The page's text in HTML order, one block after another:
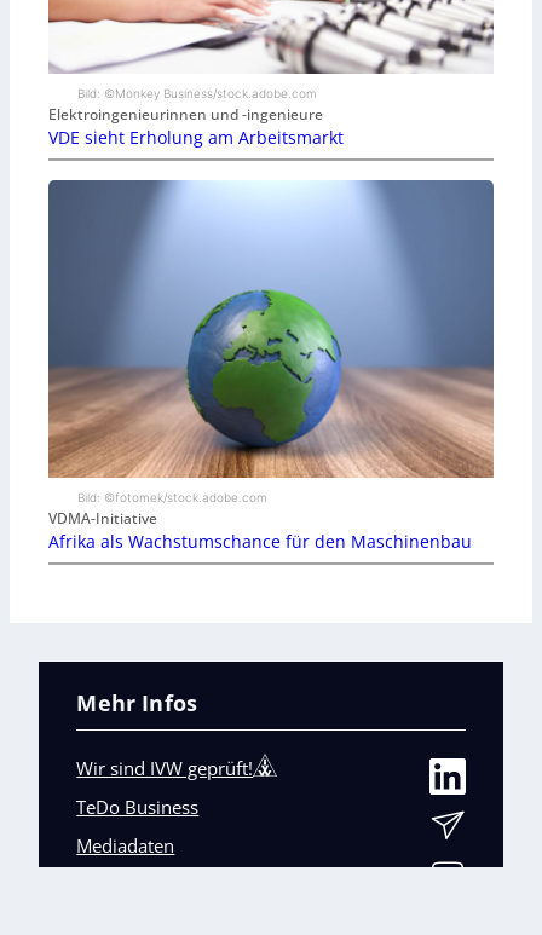
Bild: ©Monkey Business/stock.adobe.com
Elektroingenieurinnen und -ingenieure
VDE sieht Erholung am Arbeitsmarkt
Bild: ©fotomek/stock.adobe.com
VDMA-Initiative
Afrika als Wachstumschance für den Maschinenbau
Mehr Infos
Wir sind IVW geprüft!
TeDo Business
Mediadaten